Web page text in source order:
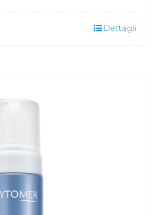
Dettagli